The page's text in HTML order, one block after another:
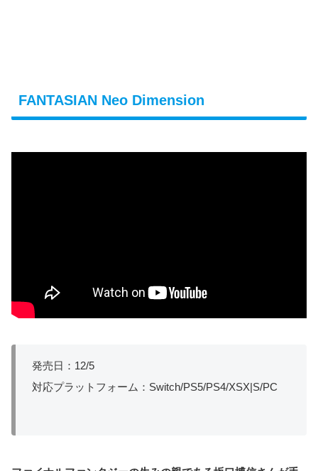
FANTASIAN Neo Dimension
発売日：12/5
対応プラットフォーム：Switch/PS5/PS4/XSX|S/PC